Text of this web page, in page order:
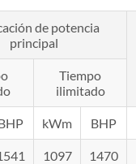
de potencia
principal
Tiempo
ilimitado
kWm BHP
1097 1470